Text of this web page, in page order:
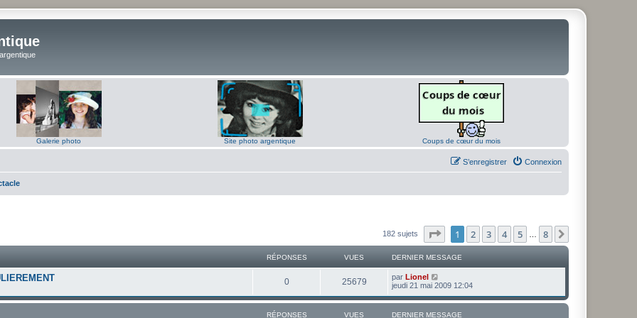
Galerie photo Site photo argentique Coups de cœur du mois
Connexion
S’enregistrer
182 sujets Page sur8
1 2 3 4 5 8
RÉPONSES VUES DERNIER MESSAGE
0R
é
25679V
u
D
e
n
par Lionel
jeudi 21 mai 2009 12:04
RÉPONSES VUES DERNIER MESSAGE